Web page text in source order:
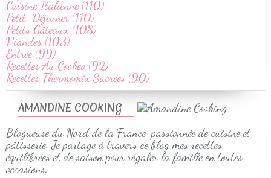
AMANDINE COOKING
Blogueuse du Nord de la France, passionnée de cuisine et
pâtisserie. Je partage à travers ce blog mes recettes
équilibrées et de saison pour régaler la famille en toutes
occasions.
Cuisine Italienne (110)
Petit-Déjeuner (110)
Petits Gâteaux (108)
Viandes (103)
Entrée (99)
Recettes Au Cookeo (92)
Recettes Thermomix Sucrées (90)